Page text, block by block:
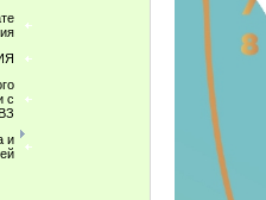
с
и